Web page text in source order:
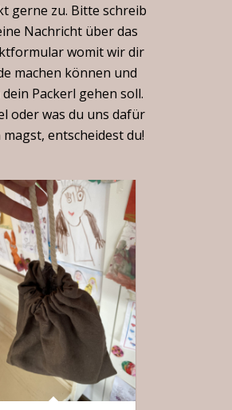
gerne zu. Bitte schreib
Nachricht über das
womit wir dir
machen können und
Packerl gehen soll.
oder was du uns dafür
magst, entscheidest du!